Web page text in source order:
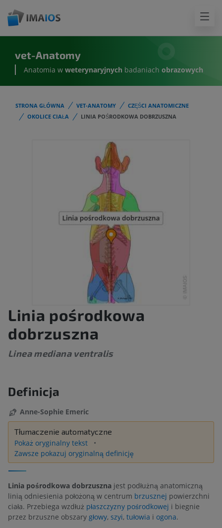
vet-Anatomy
Anatomia w weterynaryjnych badaniach obrazowych
STRONA GŁÓWNA VET-ANATOMY
CZĘŚCI ANATOMICZNE
OKOLICE CIAŁA
LINIA POŚRODKOWA DOBRZUSZNA
Linia pośrodkowa
dobrzuszna
Linea mediana ventralis
Definicja
Anne-Sophie Emeric
Tłumaczenie automatyczne
Pokaż oryginalny tekst
Zawsze pokazuj oryginalną definicję
Linia pośrodkowa dobrzuszna jest podłużną anatomiczną
linią odniesienia położoną w centrum brzusznej powierzchni
ciała. Przebiega wzdłuż płaszczyzny pośrodkowej i biegnie
przez brzuszne obszary głowy, szyi, tułowia i ogona.